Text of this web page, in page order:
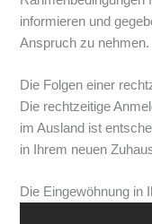
informieren und
Anspruch zu nehmen.
Die Folgen einer
Die rechtzeitige
im Ausland ist
in Ihrem neuen
Die Eingewöhnung in